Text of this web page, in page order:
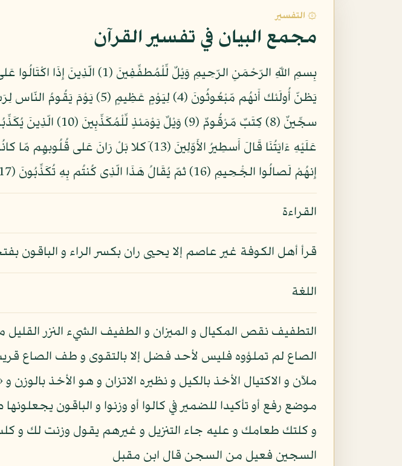
۞ التفسير
مجمع البيان في تفسير القرآن
إِنهُمْ لَصالُوا الجَْحِيمِ (16) ثمّ يُقَالُ هَذَا الّذِى كُنتُم بِهِ تُكَذِّبُونَ (17)
القراءة
قرأ أهل الكوفة غير عاصم إلا يحيى ران بكسر الراء و الباقون
اللغة
التطفيف نقص المكيال و الميزان و الطفيف الشيء النزر
الصاع لم تملؤوه فليس لأحد فضل إلا بالتقوى و طف الصاع
ملآن و الاكتيال الأخذ بالكيل و نظيره الاتزان و هو الأخذ
موضع رفع أو تأكيدا للضمير في كالوا أو وزنوا و الباقون
و كلتك طعامك و عليه جاء التنزيل و غيرهم يقول وزنت لك و
السجين فعيل من السجن قال ابن مقبل